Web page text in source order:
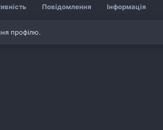
Повідомлення Інформація
профілю.